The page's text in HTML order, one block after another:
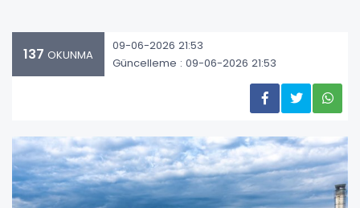
137 OKUNMA
09-06-2026 21:53
Güncelleme : 09-06-2026 21:53